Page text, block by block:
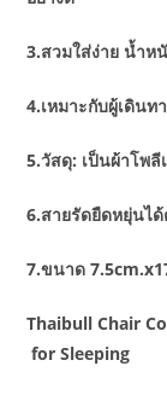
3.สวมใส่ง่าย น้ำห
4.เหมาะกับผู้เดินท
5.วัสดุ: เป็นผ้าโพลี
6.สายรัดยืดหยุ่นไ
7.ขนาด
Thaibull Chair
for Sleeping